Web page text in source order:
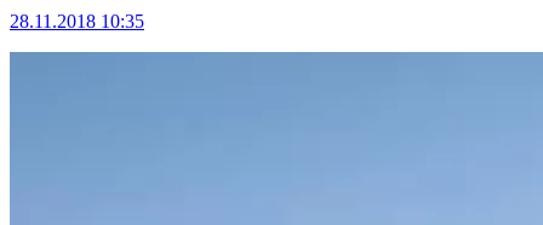
28.11.2018 10:35